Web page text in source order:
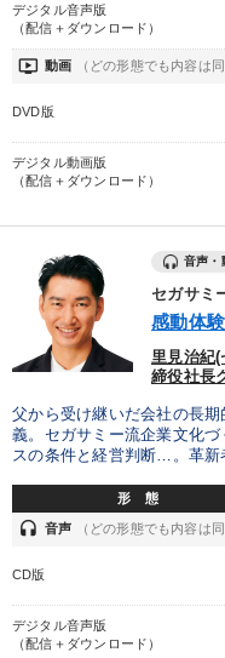
デジタル音声版
（配信＋ダウンロード）
ondemand_video 動画 （どの形態でも内容は同
DVD版
デジタル動画版
（配信＋ダウンロード）
音声・
セガサミ
感動体
里見治紀(
締役社長
父から受け継いだ会社の長
義。セガサミー流企業文化
スの条件と経営判断…。革
形 態
headset 音声 （どの形態でも内容は同
CD版
デジタル音声版
（配信＋ダウンロード）